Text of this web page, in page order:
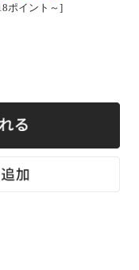
ポイント～]